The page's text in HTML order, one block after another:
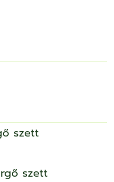
szett
szett